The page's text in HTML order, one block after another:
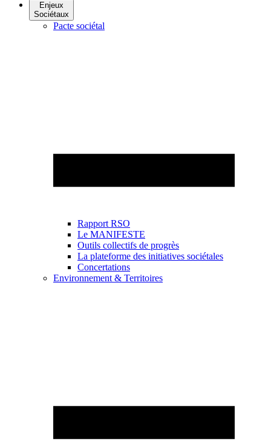
Enjeux
Sociétaux
Pacte sociétal
Rapport RSO
Le MANIFESTE
Outils collectifs de progrès
La plateforme des initiatives sociétales
Concertations
Environnement & Territoires